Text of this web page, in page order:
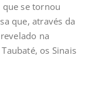
que se tornou
que, através da
na
os Sinais